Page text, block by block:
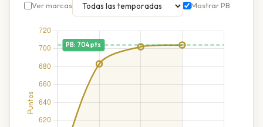
Ver marcas Mostrar PB